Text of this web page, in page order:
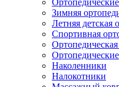
Зимняя
Летняя детская
Спортивная
Наколенники
Налокотники